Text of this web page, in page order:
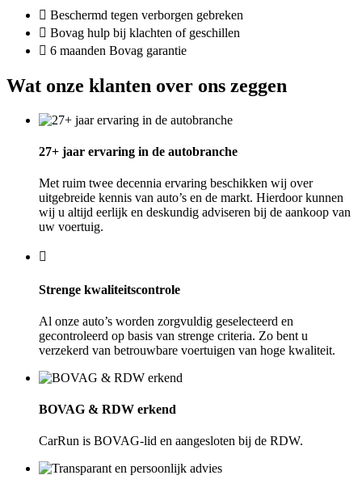
Beschermd tegen verborgen gebreken
Bovag hulp bij klachten of geschillen
6 maanden Bovag garantie
Wat onze klanten over ons zeggen
27+ jaar ervaring in de autobranche
Met ruim twee decennia ervaring beschikken wij over
uitgebreide kennis van auto’s en de markt. Hierdoor kunnen
wij u altijd eerlijk en deskundig adviseren bij de aankoop van
uw voertuig.
Strenge kwaliteitscontrole
Al onze auto’s worden zorgvuldig geselecteerd en
gecontroleerd op basis van strenge criteria. Zo bent u
verzekerd van betrouwbare voertuigen van hoge kwaliteit.
BOVAG & RDW erkend
CarRun is BOVAG-lid en aangesloten bij de RDW.